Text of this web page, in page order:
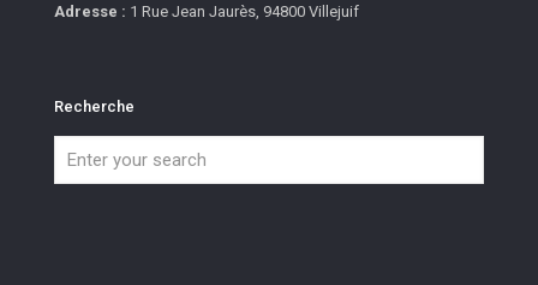
Adresse : 1 Rue Jean Jaurès, 94800 Villejuif
Recherche